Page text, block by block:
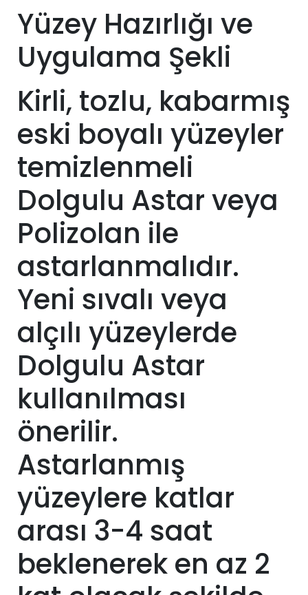
Yüzey Hazırlığı ve
Uygulama Şekli
Kirli, tozlu, kabarmış
eski boyalı yüzeyler
temizlenmeli
Dolgulu Astar veya
Polizolan ile
astarlanmalıdır.
Yeni sıvalı veya
alçılı yüzeylerde
Dolgulu Astar
kullanılması
önerilir.
Astarlanmış
yüzeylere katlar
arası 3-4 saat
beklenerek en az 2